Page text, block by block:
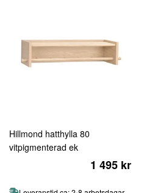
Hillmond hatthylla 80
vitpigmenterad ek
1 495 kr